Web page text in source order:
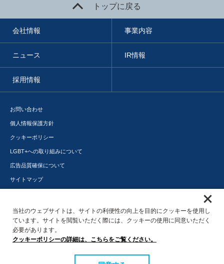
トップに戻る
会社情報 事業内容
ニュース IR情報
採用情報
お問い合わせ
個人情報保護方針
クッキーポリシー
LGBT+への取り組みについて
広告品質確保について
サイトマップ
サステナビリティ
当社のウェブサイトは、サイトの利便性の向上を目的にクッキーを使用し
ています。サイトを閲覧いただく際には、クッキーの使用に同意いただく
必要があります。
クッキーポリシーの詳細は、こちらをご覧ください。